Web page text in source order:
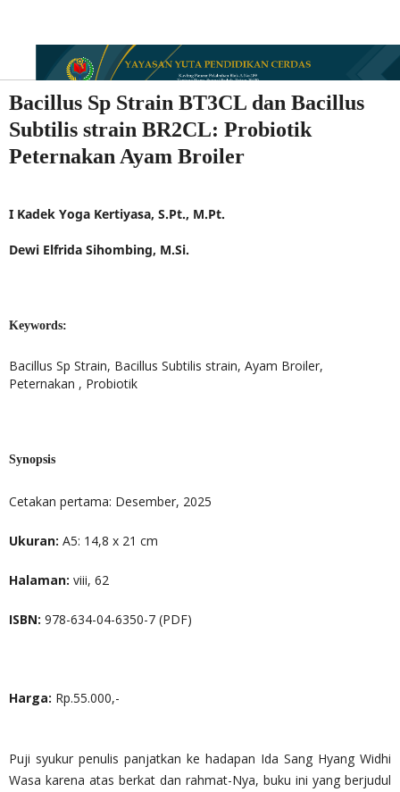
Bacillus Sp Strain BT3CL dan Bacillus
Subtilis strain BR2CL: Probiotik
Peternakan Ayam Broiler
I Kadek Yoga Kertiyasa, S.Pt., M.Pt.
Dewi Elfrida Sihombing, M.Si.
Keywords:
Bacillus Sp Strain, Bacillus Subtilis strain, Ayam Broiler,
Peternakan , Probiotik
Synopsis
Cetakan pertama: Desember, 2025
Ukuran: A5: 14,8 x 21 cm
Halaman: viii, 62
ISBN: 978-634-04-6350-7 (PDF)
Harga: Rp.55.000,-
Puji syukur penulis panjatkan ke hadapan Ida Sang Hyang Widhi
Wasa karena atas berkat dan rahmat-Nya, buku ini yang berjudul